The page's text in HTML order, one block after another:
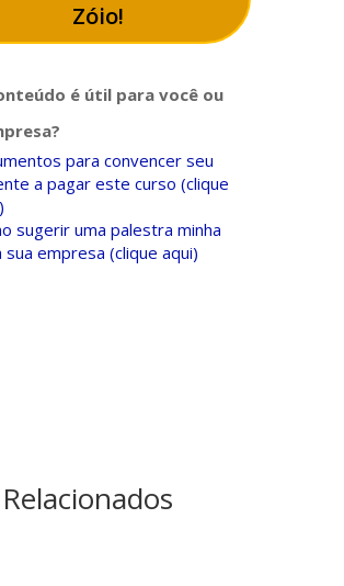
Zóio!
é útil para você ou
para convencer seu
a pagar este curso (clique
sugerir uma palestra minha
sua empresa (clique aqui)